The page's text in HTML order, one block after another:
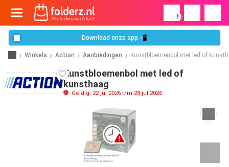
!
Download onze app 📲
Winkels Action Aanbiedingen Kunstbloemenbol met led of
Kunstbloemenbol met led of
kunsthaag
Geldig: 22 jul 2026 t/m 28 jul 2026